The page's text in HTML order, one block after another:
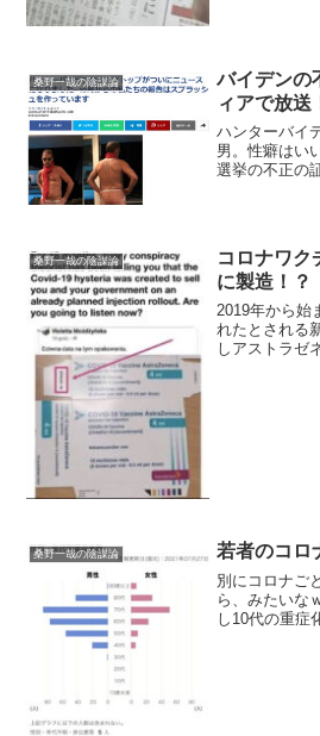
桑野一哉の陰謀論
バイデンの
ィアで放送
ハンターバイ
男。性癖はい
選挙の不正の
なるとのこと
いう動きにな
前に出た情報
桑野一哉の陰謀論
コロナワク
に製造！？
2019年から始
れたとされる
しアストラゼ
桑野一哉の陰謀論 若者のコロ
別にコロナご
ら、みたいな
し10代の重症